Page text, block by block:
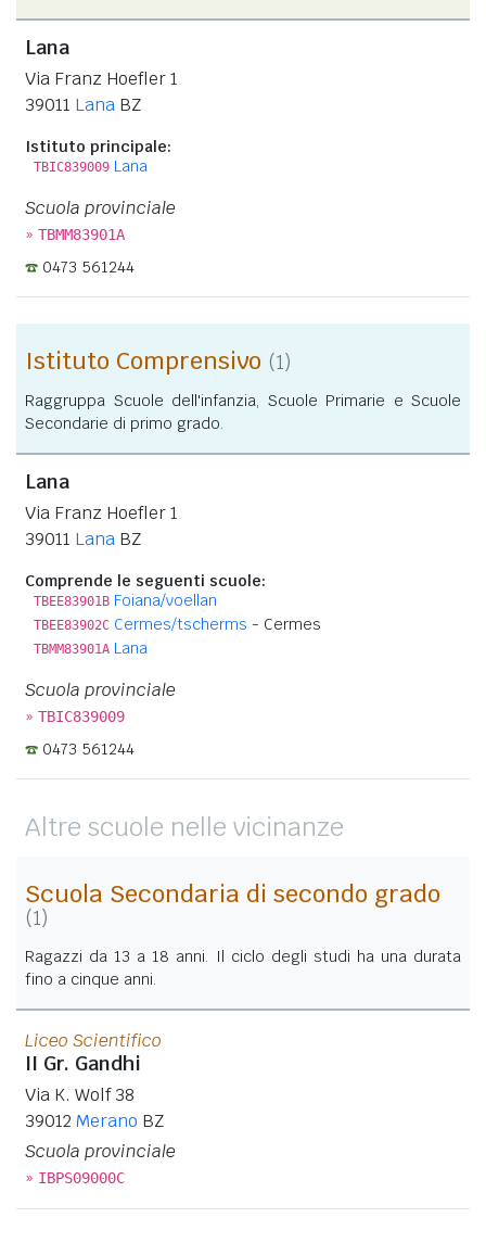
Lana
Via Franz Hoefler 1
39011 Lana BZ
Istituto principale:
TBIC839009 Lana
Scuola provinciale
» TBMM83901A
0473 561244
Istituto Comprensivo (1)
Raggruppa Scuole dell'infanzia, Scuole Primarie e Scuole
Secondarie di primo grado.
Lana
Via Franz Hoefler 1
39011 Lana BZ
Comprende le seguenti scuole:
TBEE83901B Foiana/voellan
TBEE83902C Cermes/tscherms - Cermes
TBMM83901A Lana
Scuola provinciale
» TBIC839009
0473 561244
Altre scuole nelle vicinanze
Scuola Secondaria di secondo grado
(1)
Ragazzi da 13 a 18 anni. Il ciclo degli studi ha una durata
fino a cinque anni.
Liceo Scientifico
II Gr. Gandhi
Via K. Wolf 38
39012 Merano BZ
Scuola provinciale
» IBPS09000C